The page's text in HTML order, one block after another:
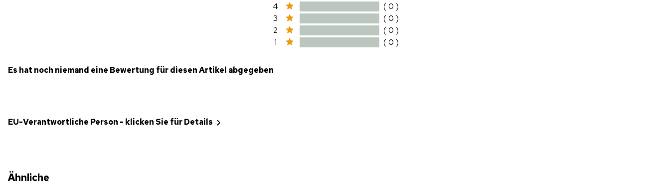
4
( 0 )
3
( 0 )
2
( 0 )
1
( 0 )
Es hat noch niemand eine Bewertung für diesen Artikel abgegeben
EU-Verantwortliche Person - klicken Sie für Details
Ähnliche